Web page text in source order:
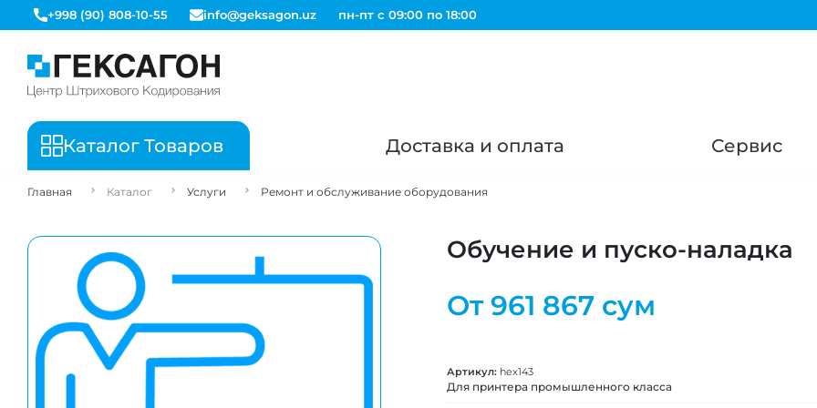
+998 (90) 808-10-55 info@geksagon.uz пн-пт с 09:00 по 18:00
Каталог Товаров Доставка и оплата Сервис
Главная Каталог Услуги Ремонт и обслуживание оборудования
Обучение и пуско-наладка
От961 867 сум
Артикул: hex143
Для принтера промышленного класса